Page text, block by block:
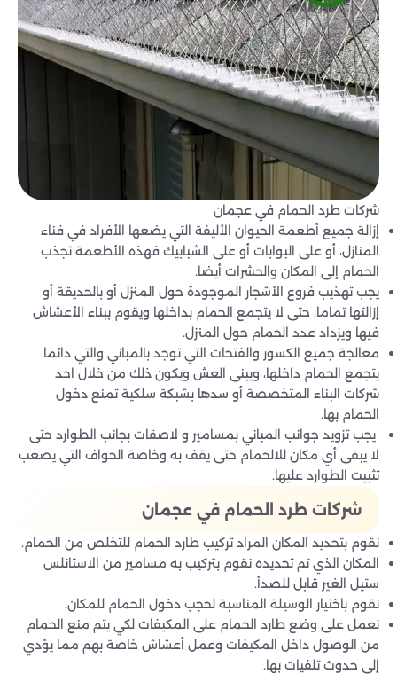
شركات طرد الحمام في عجمان
إزالة جميع أطعمة الحيوان الأليفة التي يضعها الأفراد في فناء
المنازل، أو على البوابات أو على الشبابيك فهذه الأطعمة تجذب
الحمام إلى المكان والحشرات أيضا.
يجب تهذيب فروع الأشجار الموجودة حول المنزل أو بالحديقة أو
إزالتها تماما، حتى لا يتجمع الحمام بداخلها ويقوم ببناء الأعشاش
فيها ويزداد عدد الحمام حول المنزل.
معالجة جميع الكسور والفتحات التي توجد بالمباني والتي دائما
يتجمع الحمام داخلها، ويبنى العش ويكون ذلك من خلال احد
شركات البناء المتخصصة أو سدها بشبكة سلكية تمنع دخول
الحمام بها.
يجب تزويد جوانب المباني بمسامير و لاصقات بجانب الطوارد حتى
لا يبقى أي مكان للالحمام حتى يقف به وخاصة الحواف التي يصعب
تثبيت الطوارد عليها.
شركات طرد الحمام في عجمان
نقوم بتحديد المكان المراد تركيب طارد الحمام للتخلص من الحمام.
المكان الذي تم تحديده نقوم بتركيب به مسامير من الاستانلس
ستيل الغير قابل للصدأ.
نقوم باختيار الوسيلة المناسبة لحجب دخول الحمام للمكان.
نعمل على وضع طارد الحمام على المكيفات لكي يتم منع الحمام
من الوصول داخل المكيفات وعمل أعشاش خاصة بهم مما يؤدي
إلى حدوث تلفيات بها.